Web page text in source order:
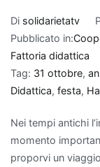
Di solidarietatv
Pubblicato in:
Fattoria didattica
Tag: 31 ottobre,
Didattica, festa,
Nei tempi antichi
momento
proporvi un